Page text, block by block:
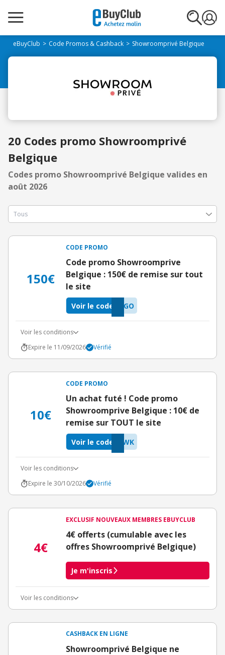
eBuyClub Code Promos & Cashback Showroomprivé Belgique
20 Codes promo Showroomprivé
Belgique
Codes promo Showroomprivé Belgique valides en
août 2026
150€
CODE PROMO
Code promo Showroomprive
Belgique : 150€ de remise sur tout
le site
QGO
Voir le code
Voir les conditions
Expire le 11/09/2026
Vérifié
10€
CODE PROMO
Un achat futé ! Code promo
Showroomprive Belgique : 10€ de
remise sur TOUT le site
KWK
Voir le code
Voir les conditions
Expire le 30/10/2026
Vérifié
4€
EXCLUSIF NOUVEAUX MEMBRES EBUYCLUB
4€ offerts (cumulable avec les
offres Showroomprivé Belgique)
Je m'inscris
Voir les conditions
3€ de bienvenue crédités immédiatement + 1€ supplémentaire
Offre réservée à une toute première inscription chez eBuyClub.
CASHBACK EN LIGNE
Showroomprivé Belgique ne